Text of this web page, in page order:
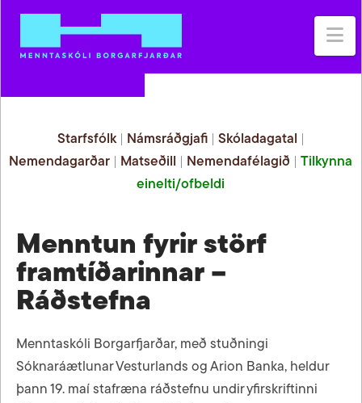
Starfsfólk| Námsráðgjafi| Skóladagatal
Nemendagarðar
Matseðill Nemendafélagið |Tilkynna
einelti/ofbeldi
Menntun fyrir störf
framtíðarinnar –
Ráðstefna
Menntaskóli Borgarfjarðar, með stuðningi
Sóknaráætlunar Vesturlands og Arion Banka, heldur
þann 19. maí stafræna ráðstefnu undir yfirskriftinni